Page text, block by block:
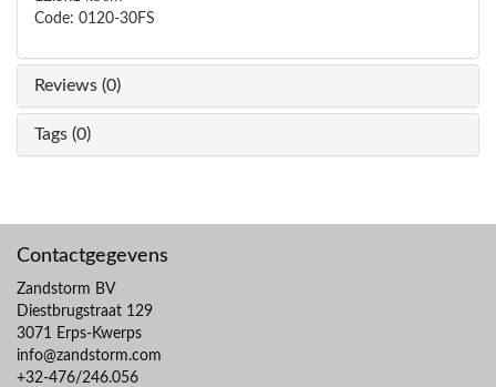
Code: 0120-30FS
Reviews (0)
Tags (0)
Contactgegevens
Zandstorm BV
Diestbrugstraat 129
3071 Erps-Kwerps
info@zandstorm.com
+32-476/246.056